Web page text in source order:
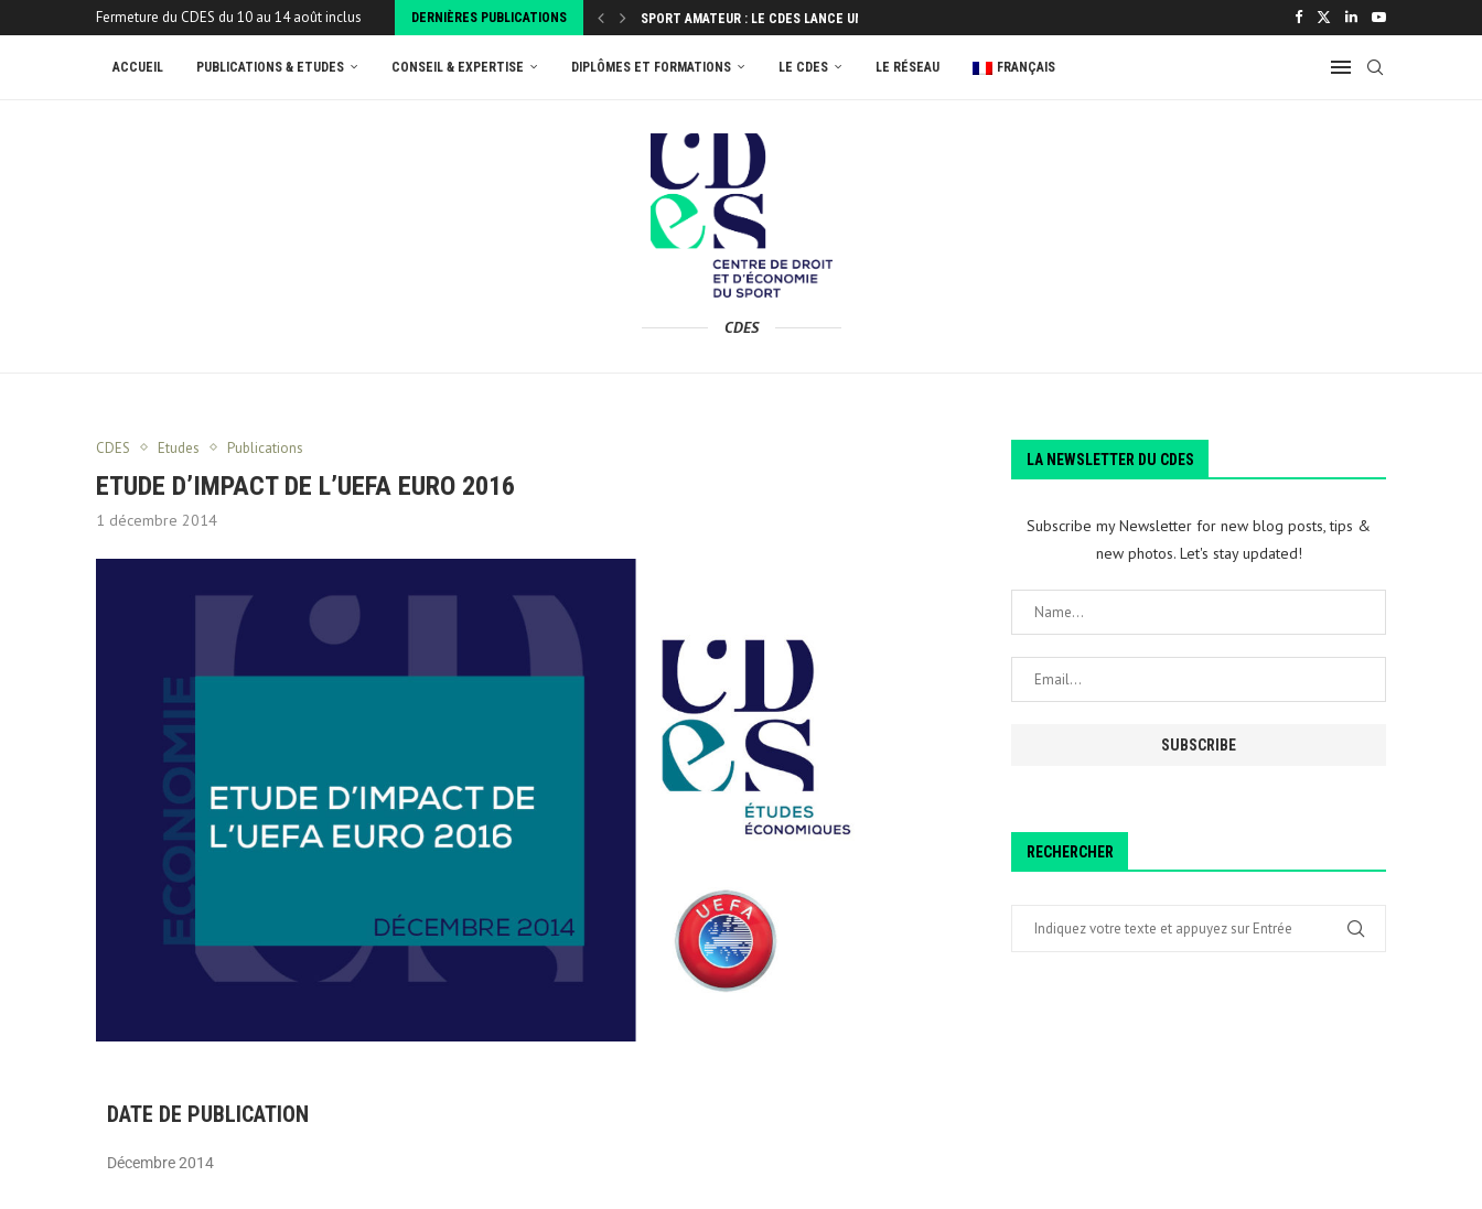
Fermeture du CDES du 10 au 14 août inclus DERNIÈRES PUBLICATIONS SPORT AMATEUR : LE CDES LANCE UNE ENQUÊTE...
ACCUEIL
PUBLICATIONS & ETUDES CONSEIL & EXPERTISE DIPLÔMES ET FORMATIONS LE CDES LE RÉSEAU FRANÇAIS
CDES
CDES Etudes Publications
ETUDE D’IMPACT DE L’UEFA EURO 2016
1 décembre 2014
DATE DE PUBLICATION
Décembre 2014
LA NEWSLETTER DU CDES
Subscribe my Newsletter for new blog posts, tips &
new photos. Let's stay updated!
RECHERCHER